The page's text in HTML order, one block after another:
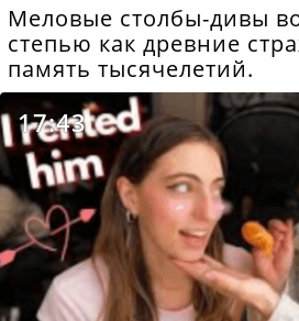
Меловые столбы-дивы
степью как древние
память тысячелетий.
17:43